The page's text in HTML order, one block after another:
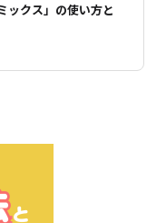
クス」の使い方と